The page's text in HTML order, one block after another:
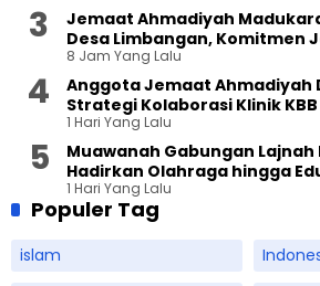
Jemaat Ahmadiyah
Desa Limbangan, Komitmen
8 Jam Yang Lalu
Anggota Jemaat Ahmadiyah
Strategi Kolaborasi Klinik KBB
1 Hari Yang Lalu
Muawanah Gabungan
Hadirkan Olahraga hingga
Sampah
1 Hari Yang Lalu
Populer Tag
islam